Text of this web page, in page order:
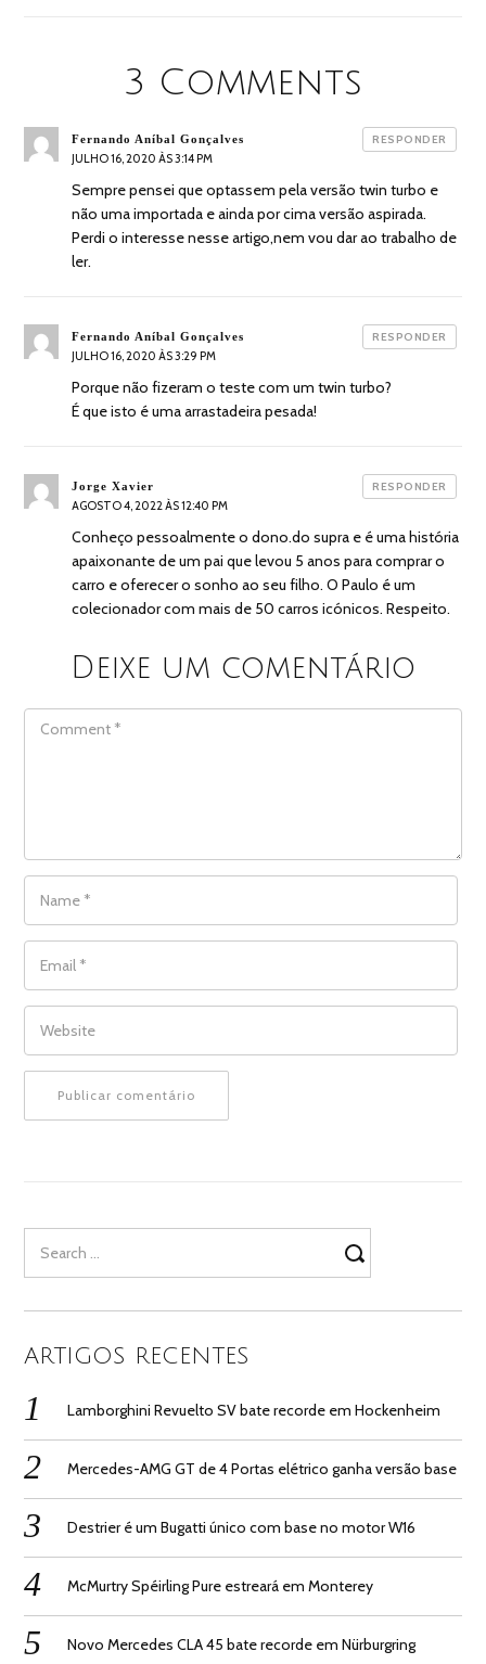
3 Comments
Fernando Aníbal Gonçalves
JULHO 16, 2020 ÀS 3:14 PM
Sempre pensei que optassem pela versão twin turbo e
não uma importada e ainda por cima versão aspirada.
Perdi o interesse nesse artigo,nem vou dar ao trabalho de
ler.
RESPONDER
Fernando Aníbal Gonçalves
JULHO 16, 2020 ÀS 3:29 PM
Porque não fizeram o teste com um twin turbo?
É que isto é uma arrastadeira pesada!
RESPONDER
Jorge Xavier
AGOSTO 4, 2022 ÀS 12:40 PM
Conheço pessoalmente o dono.do supra e é uma história
apaixonante de um pai que levou 5 anos para comprar o
carro e oferecer o sonho ao seu filho. O Paulo é um
colecionador com mais de 50 carros icónicos. Respeito.
RESPONDER
Deixe um comentário
COMMENT
NAME
EMAIL
WEBSITE
for:
ARTIGOS RECENTES
Lamborghini Revuelto SV bate recorde em Hockenheim
Mercedes-AMG GT de 4 Portas elétrico ganha versão base
Destrier é um Bugatti único com base no motor W16
McMurtry Spéirling Pure estreará em Monterey
Novo Mercedes CLA 45 bate recorde em Nürburgring